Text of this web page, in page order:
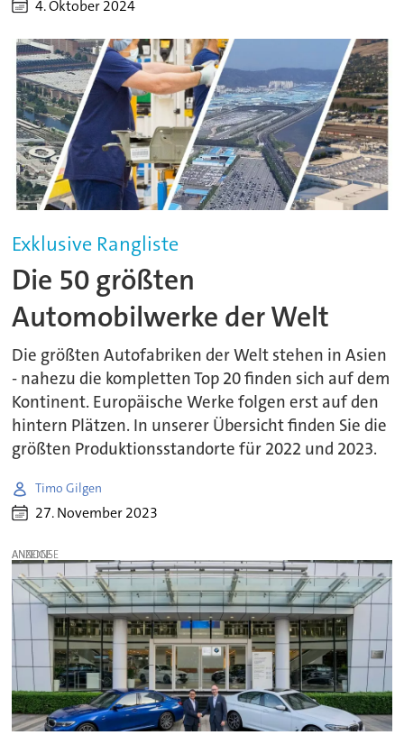
4. Oktober 2024
Exklusive Rangliste
Die 50 größten
Automobilwerke der Welt
Die größten Autofabriken der Welt stehen in Asien
- nahezu die kompletten Top 20 finden sich auf dem
Kontinent. Europäische Werke folgen erst auf den
hintern Plätzen. In unserer Übersicht finden Sie die
größten Produktionsstandorte für 2022 und 2023.
Timo Gilgen
27. November 2023
ANZEIGE